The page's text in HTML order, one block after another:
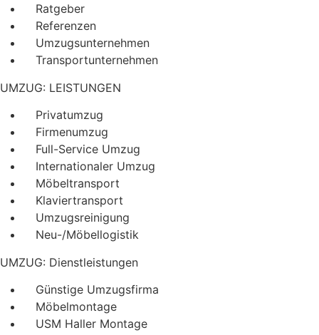
Ratgeber
Referenzen
Umzugsunternehmen
Transportunternehmen
UMZUG: LEISTUNGEN
Privatumzug
Firmenumzug
Full-Service Umzug
Internationaler Umzug
Möbeltransport
Klaviertransport
Umzugsreinigung
Neu-/Möbellogistik
UMZUG: Dienstleistungen
Günstige Umzugsfirma
Möbelmontage
USM Haller Montage